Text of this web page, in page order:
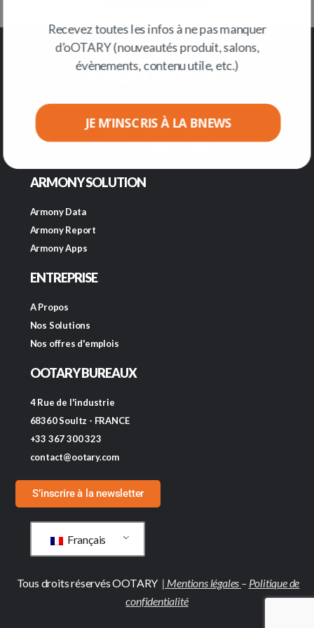
ARMONY SOLUTION
Armony Data
Armony Report
Armony Apps
ENTREPRISE
A Propos
Nos Solutions
Nos offres d'emplois
OOTARY BUREAUX
4 Rue de l'industrie
68360 Soultz - FRANCE
+33 367 300 323
contact@ootary.com
S’inscrire à la newsletter
Français
Tous droits réservés OOTARY | Mentions légales – Politique de
confidentialité
Recevez toutes les infos à ne pas manquer
d’oOTARY (nouveautés produit, salons,
évènements, contenu utile, etc.)
JE M’INSCRIS À LA BNEWS